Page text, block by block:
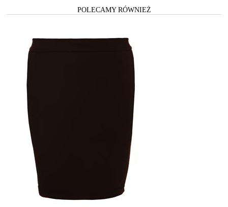
POLECAMY RÓWNIEŻ